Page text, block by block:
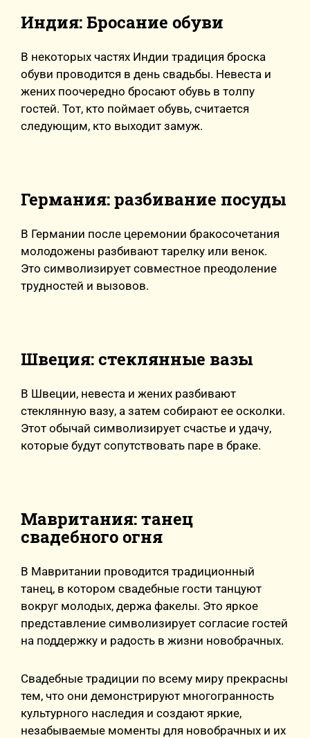
Индия: Бросание обуви
В некоторых частях Индии традиция броска
обуви проводится в день свадьбы. Невеста и
жених поочередно бросают обувь в толпу
гостей. Тот, кто поймает обувь, считается
следующим, кто выходит замуж.
Германия: разбивание посуды
В Германии после церемонии бракосочетания
молодожены разбивают тарелку или венок.
Это символизирует совместное преодоление
трудностей и вызовов.
Швеция: стеклянные вазы
В Швеции, невеста и жених разбивают
стеклянную вазу, а затем собирают ее осколки.
Этот обычай символизирует счастье и удачу,
которые будут сопутствовать паре в браке.
Мавритания: танец
свадебного огня
В Мавритании проводится традиционный
танец, в котором свадебные гости танцуют
вокруг молодых, держа факелы. Это яркое
представление символизирует согласие гостей
на поддержку и радость в жизни новобрачных.
Свадебные традиции по всему миру прекрасны
тем, что они демонстрируют многогранность
культурного наследия и создают яркие,
незабываемые моменты для новобрачных и их